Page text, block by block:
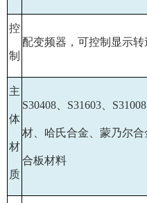
控
制
配变频器，可控制显示转
主
体
材
质
S30408、S31603、
材、哈氏合金、蒙乃尔
合板材料